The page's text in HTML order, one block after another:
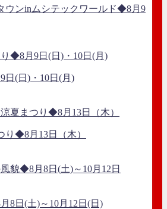
ウンinムシテックワールド◆8月9
(日)・10日(月)
り◆8月13日（木）
8日(土)～10月12日(日)